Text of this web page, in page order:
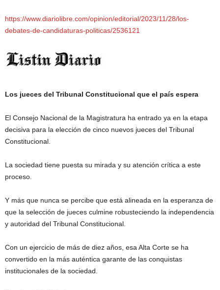
https://www.diariolibre.com/opinion/editorial/2023/11/28/los-
debates-de-candidaturas-politicas/2536121
Los jueces del Tribunal Constitucional que el país espera
El Consejo Nacional de la Magistratura ha entrado ya en la etapa
decisiva para la elección de cinco nuevos jueces del Tribunal
Constitucional.
La sociedad tiene puesta su mirada y su atención crítica a este
proceso.
Y más que nunca se percibe que está alineada en la esperanza de
que la selección de jueces culmine robusteciendo la independencia
y autoridad del Tribunal Constitucional.
Con un ejercicio de más de diez años, esa Alta Corte se ha
convertido en la más auténtica garante de las conquistas
institucionales de la sociedad.